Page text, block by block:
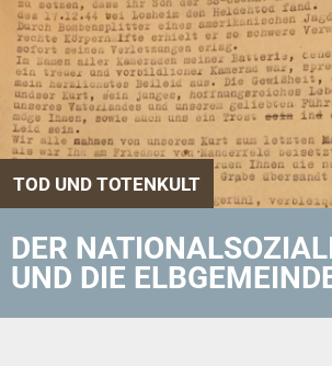
TOD UND TOTENKULT
DER
UND DIE